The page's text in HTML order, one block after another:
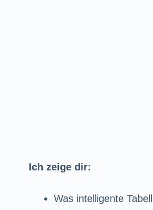
Ich zeige dir:
Was intelligente